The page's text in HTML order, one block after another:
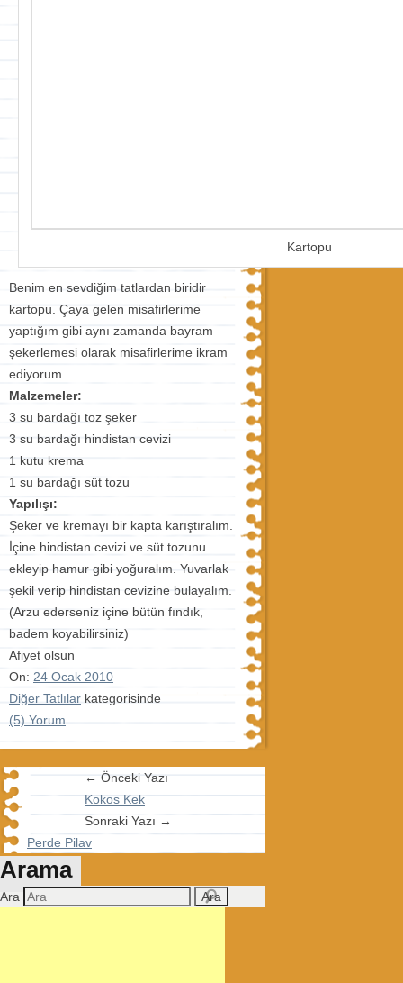
Kartopu
Benim en sevdiğim tatlardan biridir
kartopu. Çaya gelen misafirlerime
yaptığım gibi aynı zamanda bayram
şekerlemesi olarak misafirlerime ikram
ediyorum.
Malzemeler:
3 su bardağı toz şeker
3 su bardağı hindistan cevizi
1 kutu krema
1 su bardağı süt tozu
Yapılışı:
Şeker ve kremayı bir kapta karıştıralım.
İçine hindistan cevizi ve süt tozunu
ekleyip hamur gibi yoğuralım. Yuvarlak
şekil verip hindistan cevizine bulayalım.
(Arzu ederseniz içine bütün fındık,
badem koyabilirsiniz)
Afiyet olsun
On: 24 Ocak 2010
Diğer Tatlılar kategorisinde
(5) Yorum
← Önceki Yazı
Kokos Kek
Sonraki Yazı →
Perde Pilav
Arama
Ara